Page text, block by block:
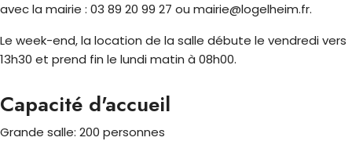
avec la mairie : 03 89 20 99 27 ou mairie@logelheim.fr.
Le week-end, la location de la salle débute le vendredi vers
13h30 et prend fin le lundi matin à 08h00.
Capacité d'accueil
Grande salle: 200 personnes